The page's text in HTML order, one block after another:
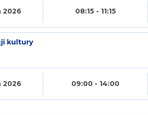
2026 08:15 - 11:15
kultury
2026 09:00 - 14:00